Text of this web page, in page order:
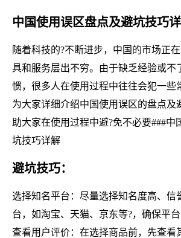
中国使用误区盘点及避坑技巧
随着科技的?不断进步，中国的市场正
具和服务层出不穷。由于缺乏经验或不
惯，很多人在使用过程中往往会犯一些
为大家详细介绍中国使用误区的盘点及
助大家在使用过程中避?免不必要###中
坑技巧详解
避坑技巧：
选择知名平台：尽量选择知名度高、信
台，如淘宝、天猫、京东等?，确保平
查看用户评价：在选择商品前，先查看